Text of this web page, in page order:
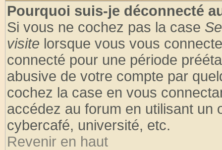
Pourquoi suis-je déconnecté
Si vous ne cochez pas la case
visite lorsque vous vous
connecté pour une période
abusive de votre compte par
cochez la case en vous
accédez au forum en utilisant un
cybercafé, université, etc.
Revenir en haut